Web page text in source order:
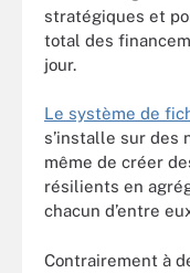
stratégiques et
total des
jour.
Le système de
s’installe sur
même de créer
résilients en
chacun d’entre
Contrairement à